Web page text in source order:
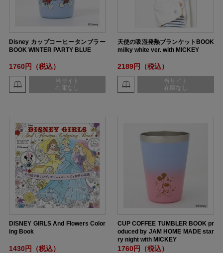
Disney カップコーヒータンブラー
BOOK WINTER PARTY BLUE
1760円（税込）
当サイト
在庫なし
天使の吸湿発熱ブランケットBOOK
milky white ver. with MICKEY
2189円（税込）
当サイト
在庫なし
DISNEY GIRLS And Flowers Color
ing Book
1430円（税込）
CUP COFFEE TUMBLER BOOK pr
oduced by JAM HOME MADE star
ry night with MICKEY
1760円（税込）